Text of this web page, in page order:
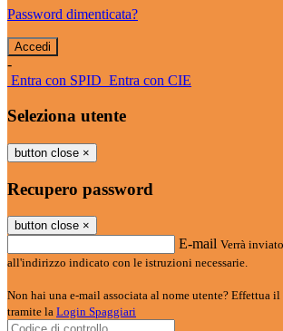
Password dimenticata?
-
Entra con SPID Entra con CIE
Seleziona utente
button close ×
Recupero password
button close ×
E-mail Verrà
all'indirizzo indicato con le istruzioni necessarie.
Non hai una e-mail associata al nome utente? Effettua il
tramite la Login Spaggiari